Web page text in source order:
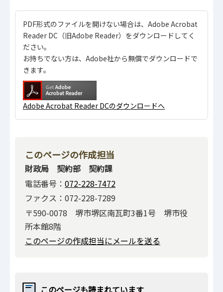
PDF形式のファイルを開けない場合は、Adobe Acrobat
Reader DC（旧Adobe Reader）をダウンロードしてく
ださい。
お持ちでない方は、Adobe社から無償でダウンロードで
きます。
Adobe Acrobat Reader DCのダウンロードへ
このページの作成担当
財政局 契約部 契約課
電話番号： 072-228-7472
ファクス：072-228-7289
〒590-0078 堺市堺区南瓦町3番1号 堺市役
所本館8階
このページの作成担当にメールを送る
このページも読まれています